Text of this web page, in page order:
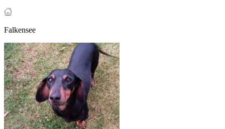
Falkensee